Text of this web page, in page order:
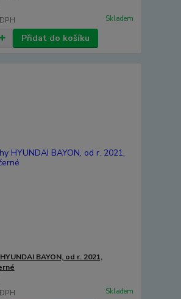
Skladem
Přidat do košíku
BAYON, od r. 2021,
Skladem